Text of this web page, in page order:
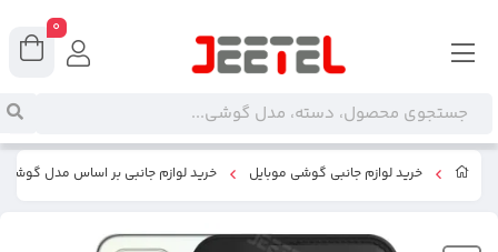
خرید لوازم جانبی گوشی موبایل خرید لوازم جانبی بر اساس مدل گوشی
0